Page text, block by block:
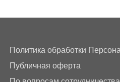
Политика обработки
Публичная оферта